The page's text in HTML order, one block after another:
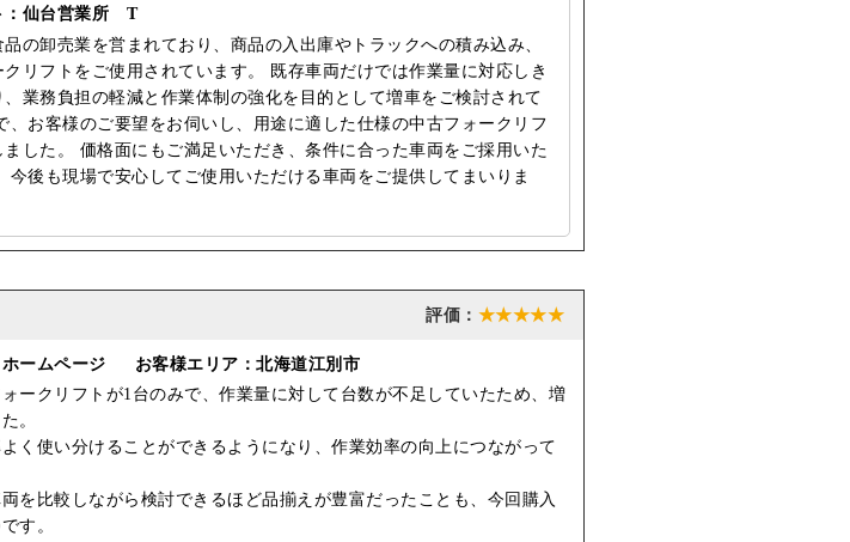
：仙台営業所 T
の卸売業を営まれており、商品の入出庫やトラックへの積み込み、
リフトをご使用されています。 既存車両だけでは作業量に対応しき
業務負担の軽減と作業体制の強化を目的として増車をご検討されて
、お客様のご要望をお伺いし、用途に適した仕様の中古フォークリフ
ました。 価格面にもご満足いただき、条件に合った車両をご採用いた
今後も現場で安心してご使用いただける車両をご提供してまいりま
★★★★★
ームページ
お客様エリア：北海道江別市
ークリフトが1台のみで、作業量に対して台数が不足していたため、増
。
く使い分けることができるようになり、作業効率の向上につながって
を比較しながら検討できるほど品揃えが豊富だったことも、今回購入
す。